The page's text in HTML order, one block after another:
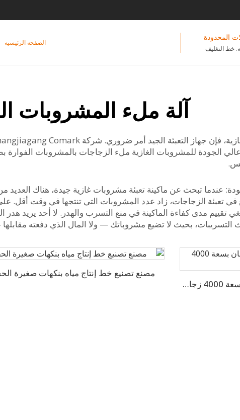
المحدودة
خط التغليف
الصفحة الرئيسية
آلة ملء المشروبات
عالي الجودة للمشروبات الغازية ملء الزجاجات بالمشروبات
عندما تبحث عن ماكينة تعبئة مشروبات غازية جيدة، هناك العديد
تقييم مدى كفاءة الماكينة في منع التسرب والهدر. لا أحد يريد
بحيث لا تضيع مشروباتك — ولا المال الذي دفعته
خط إنتاج ماكينة تعبئة عصير الرمان بسعة 4000 زجاجة في الساعة
مصنع تصنيع خط إنتاج مياه بنكهات صغيرة